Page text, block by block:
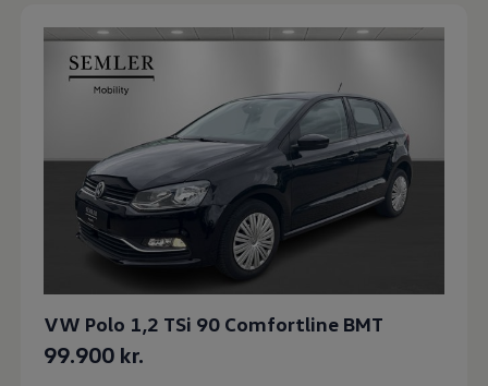
VW Polo 1,2 TSi 90 Comfortline BMT
99.900 kr.